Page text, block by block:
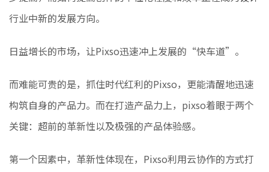
行业中新的发展方向。
日益增长的市场，让Pixso迅速冲上发展的“快车道”。
而难能可贵的是，抓住时代红利的Pixso，更能清醒地迅速
构筑自身的产品力。而在打造产品力上，pixso着眼于两个
关键：超前的革新性以及极强的产品体验感。
第一个因素中，革新性体现在，Pixso利用云协作的方式打